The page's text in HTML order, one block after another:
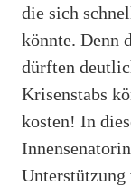
die sich
könnte. Denn
dürften
Krisenstabs
kosten! In
Unterstützung